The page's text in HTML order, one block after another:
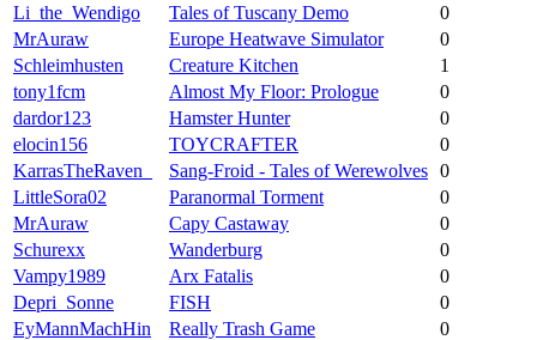
Li_the_Wendigo
Tales of Tuscany Demo
0
MrAuraw
Europe Heatwave Simulator
0
Schleimhusten
Creature Kitchen
1
tony1fcm
Almost My Floor: Prologue
0
dardor123
Hamster Hunter
0
elocin156
TOYCRAFTER
0
KarrasTheRaven_
Sang-Froid - Tales of Werewolves 0
LittleSora02
Paranormal Torment
0
MrAuraw
Capy Castaway
0
Schurexx
Wanderburg
0
Vampy1989
Arx Fatalis
0
Depri_Sonne
FISH
0
EyMannMachHin
Really Trash Game
0